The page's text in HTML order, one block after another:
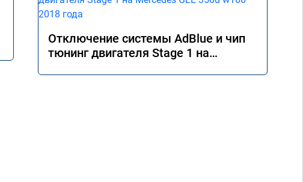
Отключение системы AdBlue и чип
тюнинг двигателя Stage 1 на